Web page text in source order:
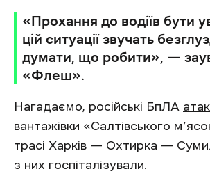
«Прохання до водіїв бути
цій ситуації звучать
думати, що робити», —
«Флеш».
Нагадаємо, російські БпЛА
вантажівки «Салтівського
трасі Харків — Охтирка — Суми.
з них госпіталізували.